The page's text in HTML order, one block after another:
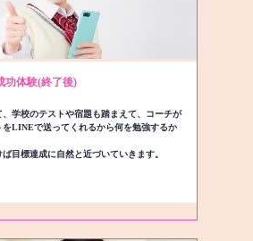
功体験(終了後)
学校のテストや宿題も踏まえて、コーチが
をLINEで送ってくれるから何を勉強するか
目標達成に自然と近づいていきます。